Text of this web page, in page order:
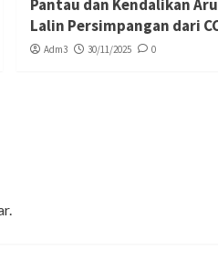
Pantau dan Kendalikan
Lalin Persimpangan dari
Adm3 30/11/2025 0